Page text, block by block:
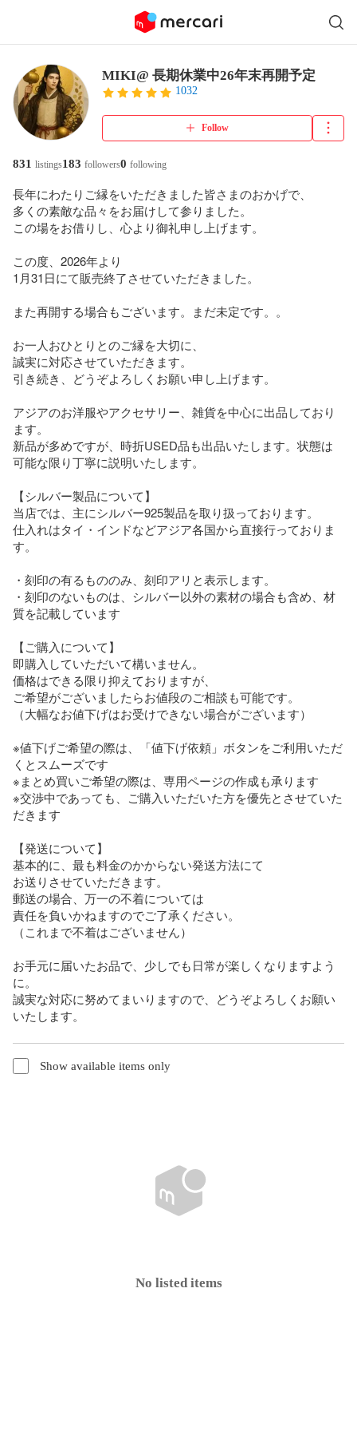
MIKI@ 長期休業中26年末再開予定
1032
Follow
831 listings183 followers0 following
長年にわたりご縁をいただきました皆さまのおかげで、
多くの素敵な品々をお届けして参りました。
この場をお借りし、心より御礼申し上げます。
この度、2026年より
1月31日にて販売終了させていただきました。
また再開する場合もございます。まだ未定です。。
お一人おひとりとのご縁を大切に、
誠実に対応させていただきます。
引き続き、どうぞよろしくお願い申し上げます。
アジアのお洋服やアクセサリー、雑貨を中心に出品しており
ます。
新品が多めですが、時折USED品も出品いたします。状態は
可能な限り丁寧に説明いたします。
【シルバー製品について】
当店では、主にシルバー925製品を取り扱っております。
仕入れはタイ・インドなどアジア各国から直接行っておりま
す。
・刻印の有るもののみ、刻印アリと表示します。
・刻印のないものは、シルバー以外の素材の場合も含め、材
質を記載しています
【ご購入について】
即購入していただいて構いません。
価格はできる限り抑えておりますが、
ご希望がございましたらお値段のご相談も可能です。
（大幅なお値下げはお受けできない場合がございます）
※値下げご希望の際は、「値下げ依頼」ボタンをご利用いただ
くとスムーズです
※まとめ買いご希望の際は、専用ページの作成も承ります
※交渉中であっても、ご購入いただいた方を優先とさせていた
だきます
【発送について】
基本的に、最も料金のかからない発送方法にて
お送りさせていただきます。
郵送の場合、万一の不着については
責任を負いかねますのでご了承ください。
（これまで不着はございません）
お手元に届いたお品で、少しでも日常が楽しくなりますよう
に。
誠実な対応に努めてまいりますので、どうぞよろしくお願い
いたします。
Show available items only
No listed items